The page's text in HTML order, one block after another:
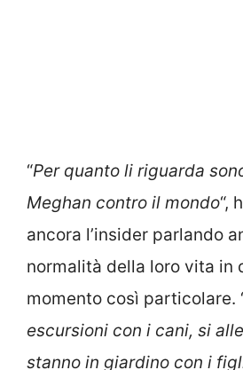
“Per quanto li riguarda
Meghan contro il mondo“,
ancora l’insider parlando
normalità della loro vita in
momento così particolare.
escursioni con i cani, si
stanno in giardino con i